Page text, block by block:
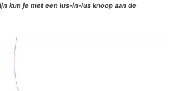
kun je met een lus-in-lus knoop aan de